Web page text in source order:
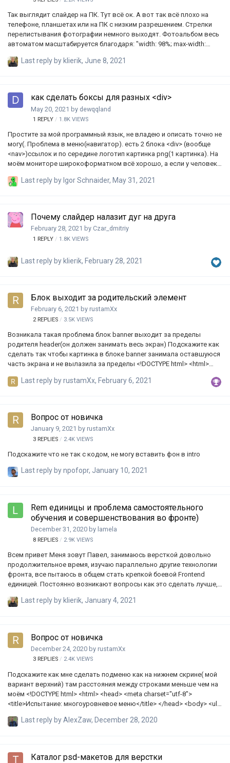
Так выглядит слайдер на ПК. Тут всё ок. А вот так всё плохо на
телефоне, планшетах или на ПК с низким разрешением. Стрелки
перелистывания фотографии немного выходят. Фотоальбом весь
автоматом масштабируется благодаря: "width: 98%; max-width:
сделал им ограничитель "max-height: 78%". Подскажите как
Last reply by klierik, June 8, 2021
как сделать боксы для разных <div>
May 20, 2021 by dewqqland
1 REPLY 1.8K VIEWS
Простите за мой программный язык, не владею и описать точно не
могу(. Проблема в меню(навигатор). есть 2 блока <div> (вообще
<nav>)ссылок и по середине логотип картинка png(1 картинка). На
моём мониторе широкоформатном всё хорошо, а если у человека
ссылки(4 картинка, логотип убрал, ссылки в ссылках). Лого и
На счёт телефонов, планшетов там бургер меню. body { margin: 0;
line-height: 1.0; } .bar { } .bar span { /* bar menu */ top: 4px; position:
Last reply by Igor Schnaider, May 31, 2021
Почему слайдер налазит дуг на друга
February 28, 2021 by Czar_dmitriy
1 REPLY 1.8K VIEWS
Last reply by klierik, February 28, 2021
Блок выходит за родительский элемент
February 6, 2021 by rustamXx
2 REPLIES 3.5K VIEWS
Возникала такая проблема блок banner выходит за пределы
родителя header(он должен занимать весь экран) Подскажите как
сделать так чтобы картинка в блоке banner занимала оставшуюся
часть экрана и не вылазила за пределы <!DOCTYPE html> <html>
href="asecs/css/style.css"> <title>Five Stars Room</title> <link
</div>…
Last reply byrustamXx, February 6, 2021
Вопрос от новичка
January 9, 2021 by rustamXx
3 REPLIES 2.4K VIEWS
Подскажите что не так с кодом, не могу вставить фон в intro
Last reply bynpofopr, January 10, 2021
Rem единицы и проблема самостоятельного
обучения и совершенствования во фронте)
December 31, 2020 by lamela
8 REPLIES 2.9K VIEWS
Всем привет Меня зовут Павел, занимаюсь версткой довольно
продолжительное время, изучаю параллельно другие технологии
фронта, все пытаюсь в общем стать крепкой боевой Frontend
единицей. Постоянно возникают вопросы как это сделать лучше,
лучше, но постоянно какой-то определенный подход заключает в
почасовой оплатой, которые подскажут и направят на путь
истинный. В этом топике хотел бы задать такой вопрос. Мне очень
нравится способ задания единиц в rem'ах (62.5% у html, что удобно
высчитывать …
Last reply by klierik, January 4, 2021
Вопрос от новичка
December 24, 2020 by rustamXx
3 REPLIES 2.4K VIEWS
Подскажите как мне сделать подменю как на нижнем скрине( мой
вариант верхний) там расстояния между строками меньше чем на
моём <!DOCTYPE html> <html> <head> <meta charset="utf-8">
<title>Испытание: многоуровневое меню</title> </head> <body> <ul
<ul> <li><a href="/courses/4">Знакомство</a></li> <li><aLast reply byAlexZaw, December 28, 2020
Каталог psd-макетов для верстки